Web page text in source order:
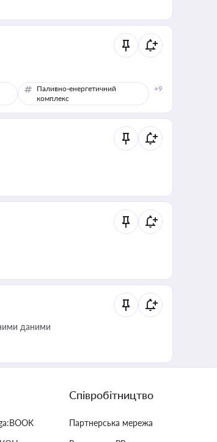
Паливно-енергетичний
комплекс
+9
даними
Співробітництво
Партнерська мережа